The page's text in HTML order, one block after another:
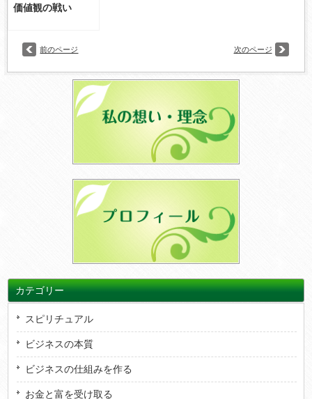
価値観の戦い
前のページ 次のページ
カテゴリー
スピリチュアル
ビジネスの本質
ビジネスの仕組みを作る
お金と富を受け取る